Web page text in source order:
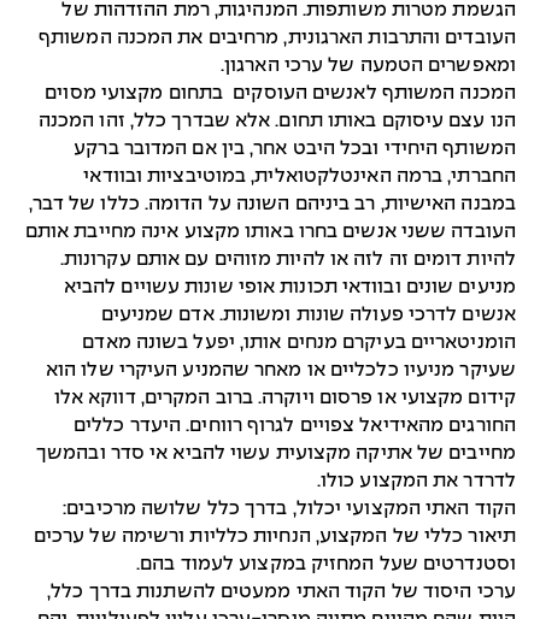
הגשמת מטרות משותפות. המנהיגות, רמת ההזדהות של
העובדים והתרבות הארגונית, מרחיבים את המכנה המשותף
ומאפשרים הטמעה של ערכי הארגון.
המכנה המשותף לאנשים העוסקים בתחום מקצועי מסוים
הנו עצם עיסוקם באותו תחום. אלא שבדרך כלל, זהו המכנה
המשותף היחידי ובכל היבט אחר, בין אם המדובר ברקע
החברתי, ברמה האינטלקטואלית, במוטיבציות ובוודאי
במבנה האישיות, רב ביניהם השונה על הדומה. כללו של דבר,
העובדה ששני אנשים בחרו באותו מקצוע אינה מחייבת אותם
להיות דומים זה לזה או להיות מזוהים עם אותם עקרונות.
מניעים שונים ובוודאי תכונות אופי שונות עשויים להביא
אנשים לדרכי פעולה שונות ומשונות. אדם שמניעים
הומניטאריים בעיקרם מנחים אותו, יפעל בשונה מאדם
שעיקר מניעיו כלכליים או מאחר שהמניע העיקרי שלו הוא
קידום מקצועי או פרסום ויוקרה. ברוב המקרים, דווקא אלו
החורגים מהאידיאל צפויים לגרוף רווחים. היעדר כללים
מחייבים של אתיקה מקצועית עשוי להביא אי סדר ובהמשך
לדרדר את המקצוע כולו.
הקוד האתי המקצועי יכלול, בדרך כלל שלושה מרכיבים:
תיאור כללי של המקצוע, הנחיות כלליות ורשימה של ערכים
וסטנדרטים שעל המחזיק במקצוע לעמוד בהם.
ערכי היסוד של הקוד האתי ממעטים להשתנות בדרך כלל,